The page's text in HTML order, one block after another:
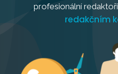
profesionální
redakčním